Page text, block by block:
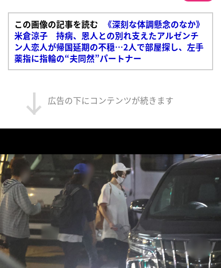
この画像の記事を読む
《深刻な体調懸念のなか》
米倉涼子 持病、恩人との別れ支えたアルゼンチ
ン人恋人が帰国延期の不穏…2人で部屋探し、左手
薬指に指輪の“夫同然”パートナー
広告の下にコンテンツが続きます